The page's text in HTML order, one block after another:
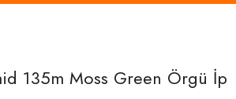
135m Moss Green Örgü İp